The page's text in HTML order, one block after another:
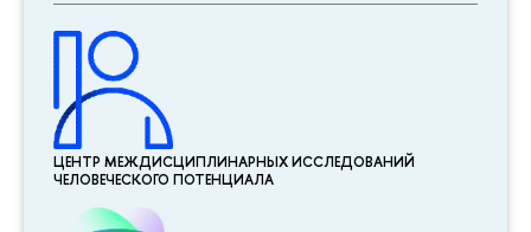
ЦЕНТР МЕЖДИСЦИПЛИНАР­НЫХ ИССЛЕДОВАНИЙ
ЧЕЛОВЕЧЕСКОГО ПОТЕНЦИАЛА